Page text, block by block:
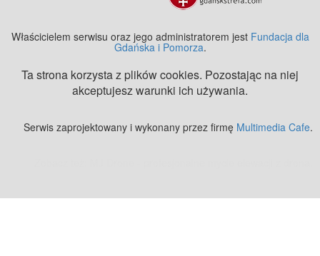
Właścicielem serwisu oraz jego administratorem jest Fundacja dla
Gdańska i Pomorza.
Ta strona korzysta z plików cookies. Pozostając na niej
akceptujesz warunki ich używania.
Serwis zaprojektowany i wykonany przez firmę Multimedia Cafe.